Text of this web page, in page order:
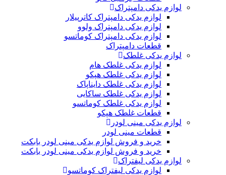
لوازم یدکی دامپتراک
لوازم یدکی دامپتراک کاترپیلار
لوازم یدکی دامپتراک ولوو
لوازم یدکی دامپتراک کوماتسو
قطعات دامپتراک
لوازم یدکی غلطک
لوازم یدکی غلطک هام
لوازم یدکی غلطک هپکو
لوازم یدکی غلطک دایناپاک
لوازم یدکی غلطک ساکایی
لوازم یدکی غلطک کوماتسو
قطعات غلطک هپکو
لوازم یدکی مینی لودر
قطعات مینی لودر
خرید و فروش لوازم یدکی مینی لودر بابکت
خرید و فروش لوازم یدکی مینی لودر بابکت
لوازم یدکی لیفتراک
لوازم یدکی لیفتراک کوماتسو